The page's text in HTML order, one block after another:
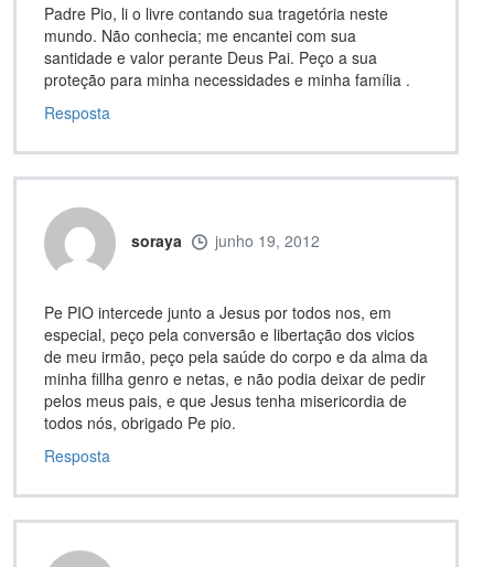
Padre Pio, li o livre contando sua tragetória neste
mundo. Não conhecia; me encantei com sua
santidade e valor perante Deus Pai. Peço a sua
proteção para minha necessidades e minha família .
Resposta
soraya junho 19, 2012
Pe PIO intercede junto a Jesus por todos nos, em
especial, peço pela conversão e libertação dos vicios
de meu irmão, peço pela saúde do corpo e da alma da
minha fillha genro e netas, e não podia deixar de pedir
pelos meus pais, e que Jesus tenha misericordia de
todos nós, obrigado Pe pio.
Resposta